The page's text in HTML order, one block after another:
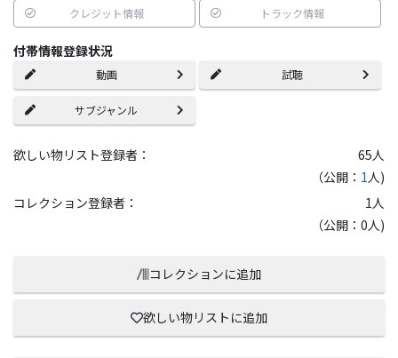
クレジット情報 トラック情報
付帯情報登録状況
動画 試聴
サブジャンル
欲しい物リスト登録者： 65人
（公開： 1人)
コレクション登録者：
1人
（公開：0人)
コレクションに追加
欲しい物リストに追加